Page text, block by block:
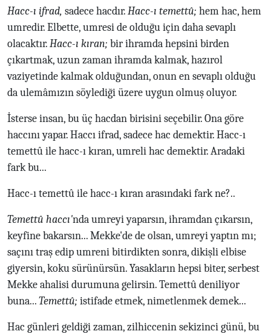
Hacc-ı ifrad, sadece hacdır.Hacc-ı temettû; hem hac, hem
umredir. Elbette, umresi de olduğu için daha sevaplı
olacaktır.Hacc-ı kıran; bir ihramda hepsini birden
çıkartmak, uzun zaman ihramda kalmak, hazırol
vaziyetinde kalmak olduğundan, onun en sevaplı olduğu
da ulemâmızın söylediği üzere uygun olmuş oluyor.
İsterse insan, bu üç hacdan birisini seçebilir. Ona göre
haccını yapar. Haccı ifrad, sadece hac demektir. Hacc-ı
temettû ile hacc-ı kıran, umreli hac demektir. Aradaki
fark bu...
Hacc-ı temettû ile hacc-ı kıran arasındaki fark ne?..
Temettû haccı'nda umreyi yaparsın, ihramdan çıkarsın,
keyfine bakarsın... Mekke'de de olsan, umreyi yaptın mı;
saçını traş edip umreni bitirdikten sonra, dikişli elbise
giyersin, koku sürünürsün. Yasakların hepsi biter, serbest
Mekke ahalisi durumuna gelirsin. Temettû deniliyor
buna...Temettû; istifade etmek, nimetlenmek demek...
Hac günleri geldiği zaman, zilhiccenin sekizinci günü, bu